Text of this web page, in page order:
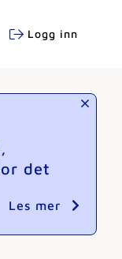
Logg inn
det
Les mer